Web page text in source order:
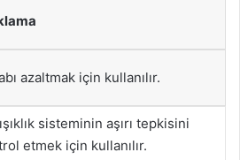
azaltmak için kullanılır.
sisteminin aşırı tepkisini
etmek için kullanılır.